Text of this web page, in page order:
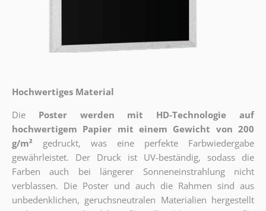
Hochwertiges Material
Die
Poster werden mit HD-Technologie auf
hochwertigem Papier mit einem Gewicht von 200
g/m²
gedruckt, was eine perfekte Farbwiedergabe
gewährleistet. Der Druck ist UV-beständig, sodass die
Farben auch bei längerer Sonneneinstrahlung nicht
verblassen. Die Poster und auch die Rahmen sind aus
unbedenklichen, geruchsneutralen Materialien hergestellt